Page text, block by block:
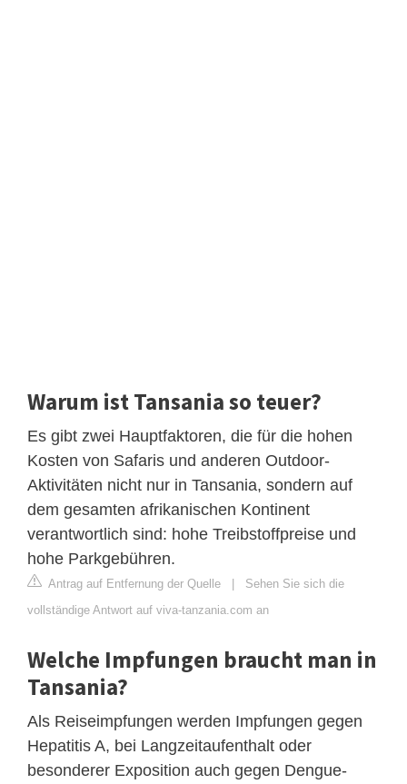
Warum ist Tansania so teuer?
Es gibt zwei Hauptfaktoren, die für die hohen
Kosten von Safaris und anderen Outdoor-
Aktivitäten nicht nur in Tansania, sondern auf
dem gesamten afrikanischen Kontinent
verantwortlich sind: hohe Treibstoffpreise und
hohe Parkgebühren.
Antrag auf Entfernung der Quelle | Sehen Sie sich die
vollständige Antwort auf viva-tanzania.com an
Welche Impfungen braucht man in
Tansania?
Als Reiseimpfungen werden Impfungen gegen
Hepatitis A, bei Langzeitaufenthalt oder
besonderer Exposition auch gegen Dengue-